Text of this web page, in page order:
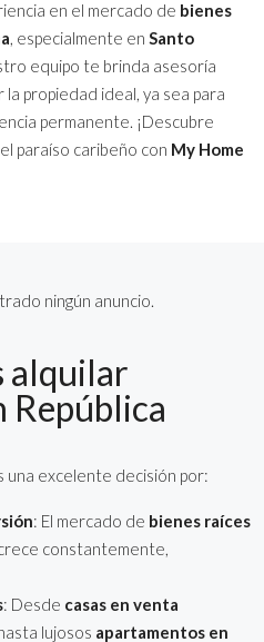
en el mercado de bienes
, especialmente en Santo
equipo te brinda asesoría
propiedad ideal, ya sea para
permanente. ¡Descubre
paraíso caribeño con My Home
ningún anuncio.
alquilar
República
una excelente decisión por:
: El mercado de bienes raíces
constantemente,
: Desde casas en venta
lujosos apartamentos en